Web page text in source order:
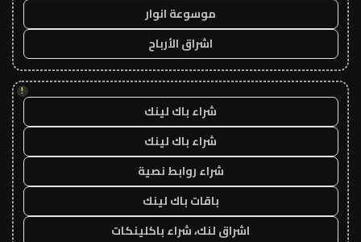
موسوعة انوار
اشراق الأرباح
!
شراء باك لينك
شراء باك لينك
شراء روابط نصية
باقات باك لينك
اشراق لنك، شراء باكلينكات